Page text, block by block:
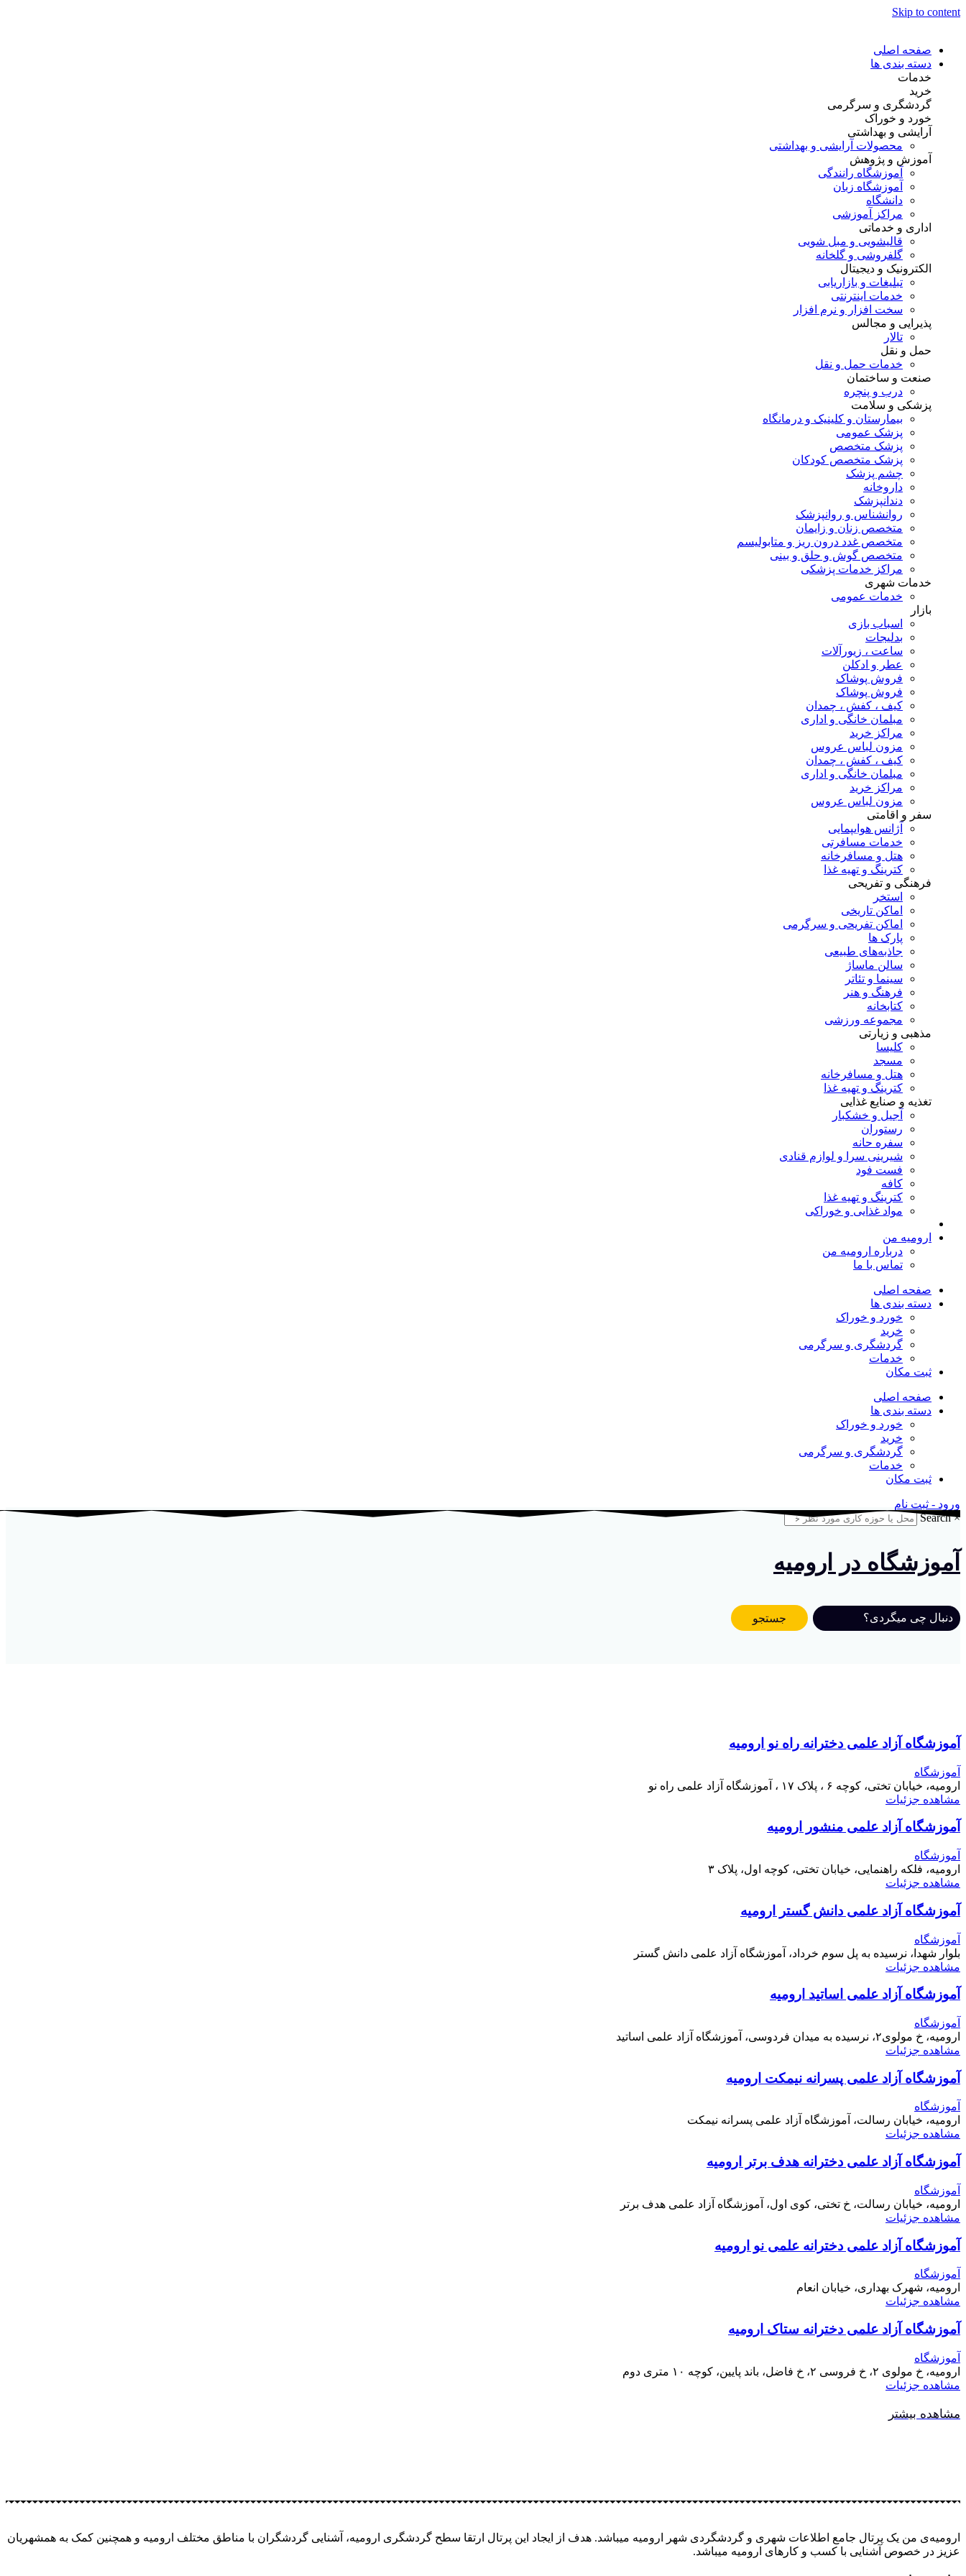
Skip to content
صفحه اصلی
دسته بندی ها
خدمات
خرید
گردشگری و سرگرمی
خورد و خوراک
آرایشی و بهداشتی
محصولات آرایشی و بهداشتی
آموزش و پژوهش
آموزشگاه رانندگی
آموزشگاه زبان
دانشگاه
مراکز آموزشی
اداری و خدماتی
قالیشویی و مبل شویی
گلفروشی و گلخانه
الکترونیک و دیجیتال
تبلیغات و بازاریابی
خدمات اینترنتی
سخت افزار و نرم افزار
پذیرایی و مجالس
تالار
حمل و نقل
خدمات حمل و نقل
صنعت و ساختمان
درب و پنچره
پزشکی و سلامت
بیمارستان و کلینیک و درمانگاه
پزشک عمومی
پزشک متخصص
پزشک متخصص کودکان
چشم پزشک
داروخانه
دندانپزشک
روانشناس و روانپزشک
متخصص زنان و زایمان
متخصص غدد درون ریز و متابولیسم
متخصص گوش و حلق و بینی
مراکز خدمات پزشکی
خدمات شهری
خدمات عمومی
بازار
اسباب بازی
بدلیجات
ساعت ، زیورآلات
عطر و ادکلن
فروش پوشاک
فروش پوشاک
کیف ، کفش ، چمدان
مبلمان خانگی و اداری
مراکز خرید
مزون لباس عروس
کیف ، کفش ، چمدان
مبلمان خانگی و اداری
مراکز خرید
مزون لباس عروس
سفر و اقامتی
آژانس هوایپمایی
خدمات مسافرتی
هتل و مسافرخانه
کترینگ و تهیه غذا
فرهنگی و تفریحی
استخر
اماکن تاریخی
اماکن تفریحی و سرگرمی
پارک ها
جاذبه‌های طبیعی
سالن ماساژ
سینما و تئاتر
فرهنگ و هنر
کتابخانه
مجموعه ورزشی
مذهبی و زیارتی
کلیسا
مسجد
هتل و مسافرخانه
کترینگ و تهیه غذا
تغذیه و صنایع غذایی
آجیل و خشکبار
رستوران
سفره حانه
شیرینی سرا و لوازم قنادی
فست فود
کافه
کترینگ و تهیه غذا
مواد غذایی و خوراکی
ارومیه من
درباره ارومیه من
تماس با ما
صفحه اصلی
دسته بندی ها
خورد و خوراک
خرید
گردشگری و سرگرمی
خدمات
ثبت مکان
صفحه اصلی
دسته بندی ها
خورد و خوراک
خرید
گردشگری و سرگرمی
خدمات
ثبت مکان
ورود - ثبت نام
×
Search
آموزشگاه در ارومیه
جستجو
آموزشگاه آزاد علمی دخترانه راه نو ارومیه
آموزشگاه
ارومیه، خیابان تختی، کوچه ۶ ، پلاک ۱۷ ، آموزشگاه آزاد علمی راه نو
مشاهده جزئیات
آموزشگاه آزاد علمی منشور ارومیه
آموزشگاه
ارومیه، فلکه راهنمایی، خیابان تختی، کوچه اول، پلاک ۳
مشاهده جزئیات
آموزشگاه آزاد علمی دانش گستر ارومیه
آموزشگاه
بلوار شهدا، نرسیده به پل سوم خرداد، آموزشگاه آزاد علمی دانش گستر
مشاهده جزئیات
آموزشگاه آزاد علمی اساتید ارومیه
آموزشگاه
ارومیه، خ مولوی۲، نرسیده به میدان فردوسی، آموزشگاه آزاد علمی اساتید
مشاهده جزئیات
آموزشگاه آزاد علمی پسرانه نیمکت ارومیه
آموزشگاه
ارومیه، خیابان رسالت، آموزشگاه آزاد علمی پسرانه نیمکت
مشاهده جزئیات
آموزشگاه آزاد علمی دخترانه هدف برتر ارومیه
آموزشگاه
ارومیه، خیابان رسالت، خ تختی، کوی اول، آموزشگاه آزاد علمی هدف برتر
مشاهده جزئیات
آموزشگاه آزاد علمی دخترانه علمی نو ارومیه
آموزشگاه
ارومیه، شهرک بهداری، خیابان انعام
مشاهده جزئیات
آموزشگاه آزاد علمی دخترانه ستاک ارومیه
آموزشگاه
ارومیه، خ مولوی ۲، خ فروسی ۲، خ فاضل، باند پایین، کوچه ۱۰ متری دوم
مشاهده جزئیات
مشاهده بیشتر
ارومیه‌ی من یک پرتال جامع اطلاعات شهری و گردشگردی شهر ارومیه میباشد. هدف از ایجاد این پرتال ارتقا سطح گردشگری ارومیه، آشنایی گردشگران با مناطق مختلف ارومیه و همچنین کمک به همشهریان
عزیز در خصوص آشنایی با کسب و کارهای ارومیه میباشد.